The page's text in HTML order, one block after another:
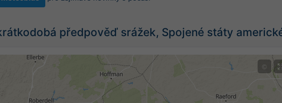
předpověď srážek, Spojené státy
©